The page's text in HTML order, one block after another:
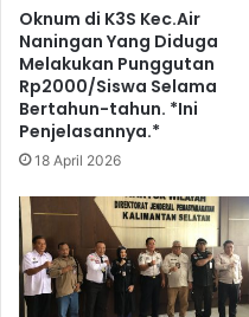
Oknum di K3S Kec.Air
Naningan Yang Diduga
Melakukan Punggutan
Rp2000/Siswa Selama
Bertahun-tahun. *Ini
Penjelasannya.*
18 April 2026